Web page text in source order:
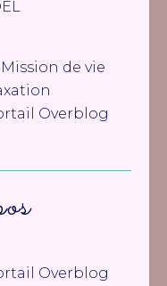
de vie
Overblog
Overblog